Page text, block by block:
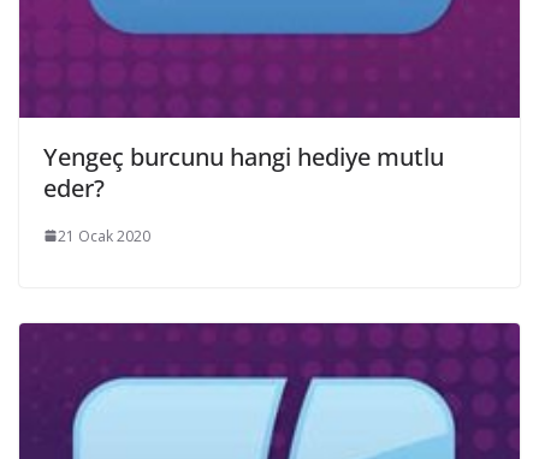
Yengeç burcunu hangi hediye mutlu
eder?
21 Ocak 2020